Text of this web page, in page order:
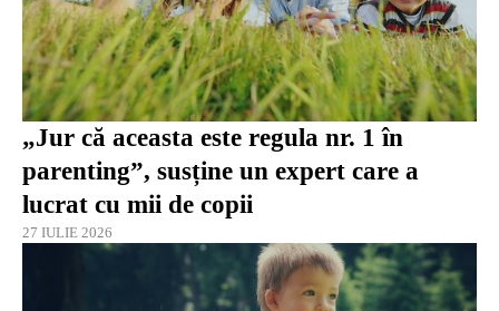
„Jur că aceasta este regula nr. 1 în
parenting”, susține un expert care a
lucrat cu mii de copii
27 IULIE 2026